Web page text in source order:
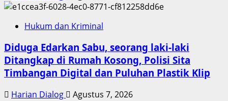
Hukum dan Kriminal
Diduga Edarkan Sabu, seorang laki-laki
Ditangkap di Rumah Kosong, Polisi Sita
Timbangan Digital dan Puluhan Plastik Klip
Harian Dialog Agustus 7, 2026